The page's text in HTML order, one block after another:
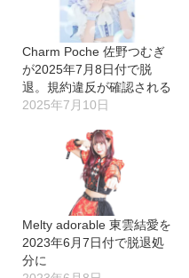
中…
Charm Poche 佐野つむぎ
が2025年7月8日付で脱
退。規約違反が確認される
2025年7月10日
Melty adorable 東雲結愛を
2023年6月7日付で脱退処
分に